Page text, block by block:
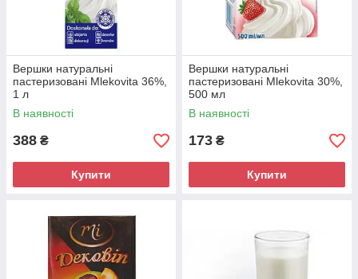
Вершки натуральні
пастеризовані Mlekovita 36%,
1 л
В наявності
388 ₴
Купити
Вершки натуральні
пастеризовані Mlekovita 30%,
500 мл
В наявності
173 ₴
Купити